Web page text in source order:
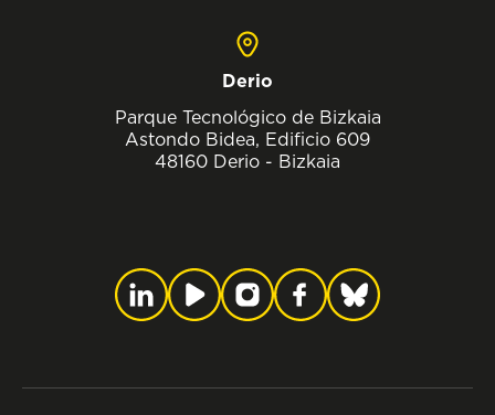
Derio
Parque Tecnológico de Bizkaia
Astondo Bidea, Edificio 609
48160 Derio - Bizkaia